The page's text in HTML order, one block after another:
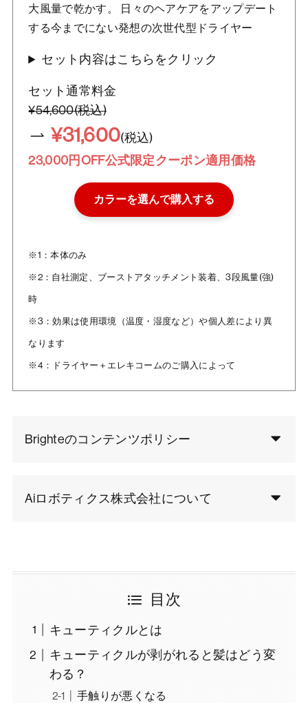
大風量で乾かす。 日々のヘアケアをアップデート
する今までにない発想の次世代型ドライヤー
セット内容はこちらをクリック
セット通常料金
¥54,600(税込)
¥31,600(税込)
23,000円OFF公式限定クーポン適用価格
カラーを選んで購入する
※1：本体のみ
※2：自社測定、ブーストアタッチメント装着、3段風量(強)
時
※3：効果は使用環境（温度・湿度など）や個人差により異
なります
※4：ドライヤー＋エレキコームのご購入によって
Brighteのコンテンツポリシー
Aiロボティクス株式会社について
目次
キューティクルとは
キューティクルが剥がれると髪はどう変
わる？
手触りが悪くなる